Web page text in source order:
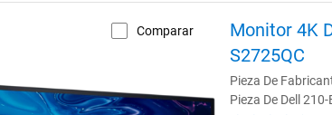
Comparar
Monitor 4K
S2725QC
Pieza De
Pieza De Dell 210-